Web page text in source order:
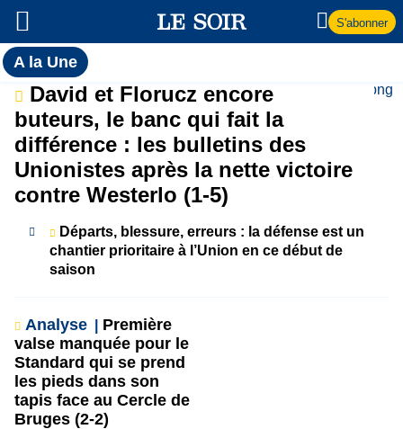
S'abonner
A la UneToutes
l'actualité
du Soir
A
la
Une
David et Florucz encore
buteurs, le banc qui fait la
différence : les bulletins des
Unionistes après la nette victoire
contre Westerlo (1-5)
Départs, blessure, erreurs : la défense est un
chantier prioritaire à l’Union en ce début de
saison
Analyse
Première
valse manquée pour le
Standard qui se prend
les pieds dans son
tapis face au Cercle de
Bruges (2-2)